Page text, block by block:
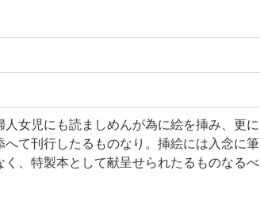
女児にも読ましめんが為に絵を挿み、更に
て刊行したるものなり。挿絵には入念に筆
、特製本として献呈せられたるものなるべ